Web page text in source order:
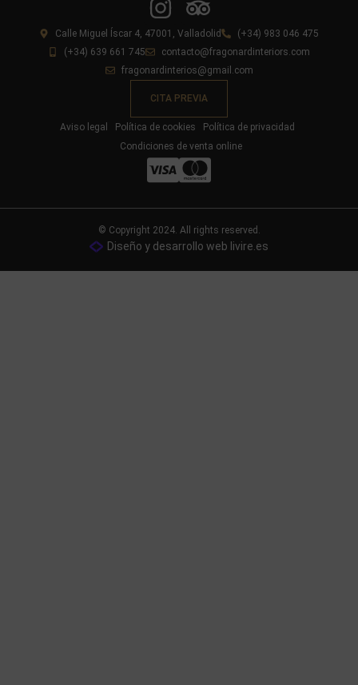
Calle Miguel Íscar 4, 47001, Valladolid
(+34) 983 046 475
(+34) 639 661 745
contacto@fragonardinteriors.com
fragonardinterios@gmail.com
CITA PREVIA
Aviso legal Política de cookies
Política de privacidad
Condiciones de venta online
© Copyright 2024. All rights reserved.
Diseño y desarrollo web livire.es